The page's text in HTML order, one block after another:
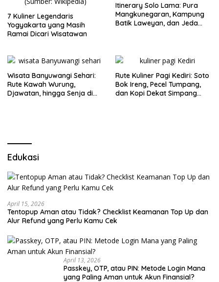
7 Kuliner Legendaris
Yogyakarta yang Masih
Ramai Dicari Wisatawan
Itinerary Solo Lama: Pura
Mangkunegaran, Kampung
Batik Laweyan, dan Jeda
Wisata Banyuwangi Sehari:
Rute Kawah Wurung,
Djawatan, hingga Senja di
Rute Kuliner Pagi Kediri: Soto
Bok Ireng, Pecel Tumpang,
dan Kopi Dekat Simpang
Edukasi
April 15, 2026
Tentopup Aman atau Tidak? Checklist Keamanan Top Up dan
Alur Refund yang Perlu Kamu Cek
April 13, 2026
Passkey, OTP, atau PIN: Metode Login Mana
yang Paling Aman untuk Akun Finansial?